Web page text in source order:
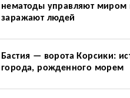
нематоды управляют миром
заражают людей
Бастия — ворота Корсики:
города, рожденного морем